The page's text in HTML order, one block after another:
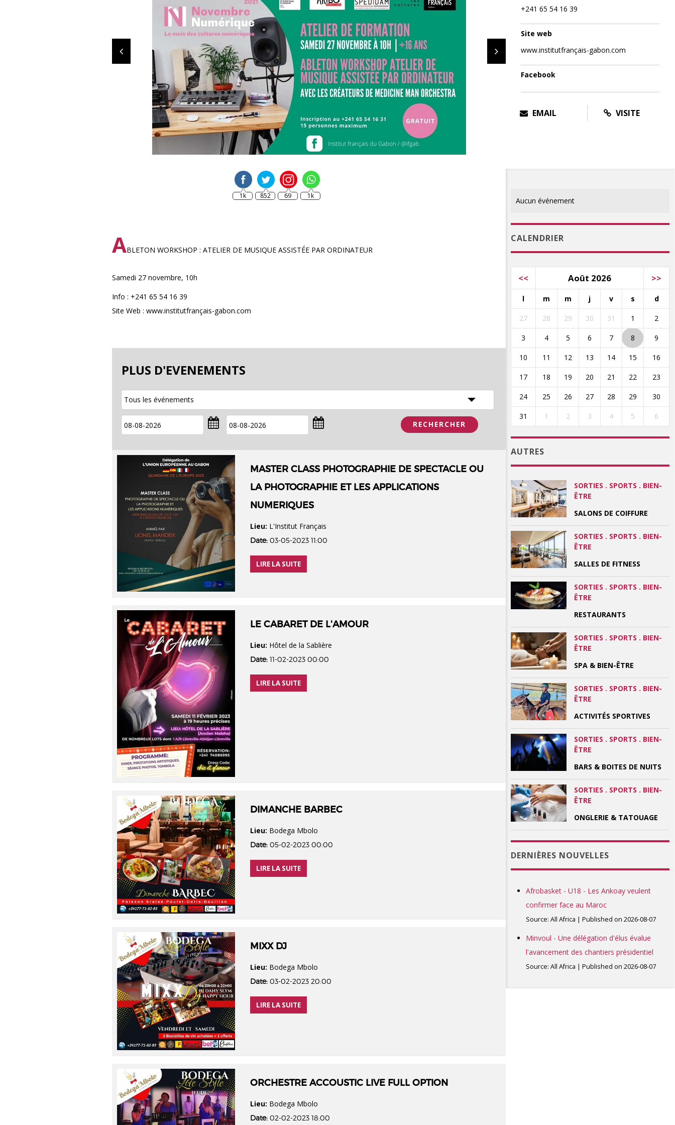
+241 65 54 16 39
Site web
www.institutfrançais-gabon.com
Facebook
EMAIL VISITE
1k 852 69 1k
ABLETON WORKSHOP : ATELIER DE MUSIQUE ASSISTÉE PAR ORDINATEUR
Samedi 27 novembre, 10h
Info : +241 65 54 16 39
Site Web : www.institutfrançais-gabon.com
PLUS D'EVENEMENTS
MASTER CLASS PHOTOGRAPHIE DE SPECTACLE OU
LA PHOTOGRAPHIE ET LES APPLICATIONS
NUMERIQUES
Lieu: L'Institut Français
Date: 03-05-2023 11:00
LIRE LA SUITE
LE CABARET DE L'AMOUR
Lieu: Hôtel de la Sablière
Date: 11-02-2023 00:00
LIRE LA SUITE
DIMANCHE BARBEC
Lieu: Bodega Mbolo
Date: 05-02-2023 00:00
LIRE LA SUITE
MIXX DJ
Lieu: Bodega Mbolo
Date: 03-02-2023 20:00
LIRE LA SUITE
ORCHESTRE ACCOUSTIC LIVE FULL OPTION
Lieu: Bodega Mbolo
Date: 02-02-2023 18:00
Aucun événement
CALENDRIER
<< Août 2026 >>
l m m j v s d
27 28 29 30 31 1 2
3 4 5 6 7 8 9
10 11 12 13 14 15 16
17 18 19 20 21 22 23
24 25 26 27 28 29 30
31 1 2 3 4 5 6
AUTRES
SORTIES . SPORTS . BIEN-
ÊTRE
SALONS DE COIFFURE
SORTIES . SPORTS . BIEN-
ÊTRE
SALLES DE FITNESS
SORTIES . SPORTS . BIEN-
ÊTRE
RESTAURANTS
SORTIES . SPORTS . BIEN-
ÊTRE
SPA & BIEN-ÊTRE
SORTIES . SPORTS . BIEN-
ÊTRE
ACTIVITÉS SPORTIVES
SORTIES . SPORTS . BIEN-
ÊTRE
BARS & BOITES DE NUITS
SORTIES . SPORTS . BIEN-
ÊTRE
ONGLERIE & TATOUAGE
DERNIÈRES NOUVELLES
Afrobasket - U18 - Les Ankoay veulent
confirmer face au Maroc
Source: All Africa Published on 2026-08-07
Minvoul - Une délégation d'élus évalue
l'avancement des chantiers présidentiel
Source: All Africa Published on 2026-08-07